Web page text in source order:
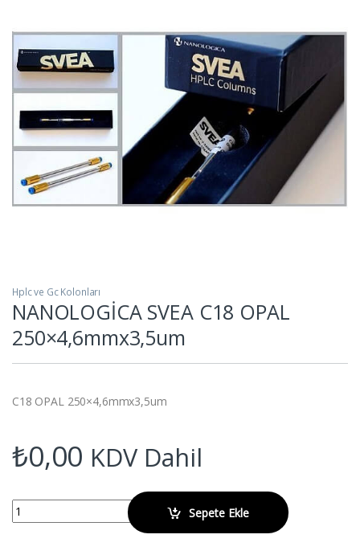
Hplc ve Gc Kolonları
NANOLOGİCA SVEA C18 OPAL
250×4,6mmx3,5um
C18 OPAL 250×4,6mmx3,5um
₺0,00 KDV Dahil
NANOLOGİCA SVEA C18 OPAL 250x4,6mmx3,5um quantity
Sepete Ekle